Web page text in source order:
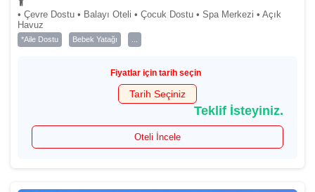
• Çevre Dostu • Balayı Oteli • Çocuk Dostu • Spa Merkezi • Açık
Havuz
*Aile Dostu Bebek Yatağı
Fiyatlar için tarih seçin
Tarih Seçiniz
Teklif İsteyiniz.
Oteli İncele